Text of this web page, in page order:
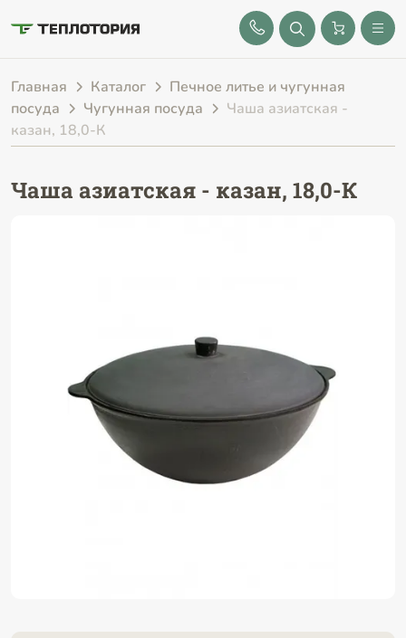
8 (843) 212-25-32
Главная Каталог
Печное литье и чугунная
посуда
Чугунная посуда
Чаша азиатская -
казан, 18,0-К
Чаша азиатская - казан, 18,0-К